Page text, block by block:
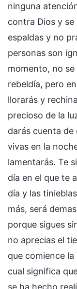
ninguna
contra Dios y se
espaldas y no
personas son
momento, no se
rebeldía, pero
llorarás y
precioso de la
darás cuenta de
vivas en la
lamentarás. Te
día en el que te
día y las
más, será
porque sigues
no aprecias el
que comience
cual significa
se ha hecho